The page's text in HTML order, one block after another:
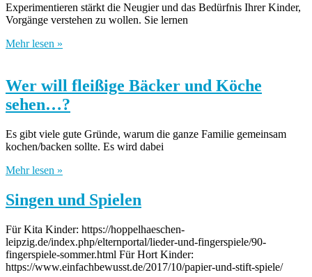
Experimentieren stärkt die Neugier und das Bedürfnis Ihrer Kinder,
Vorgänge verstehen zu wollen. Sie lernen
Mehr lesen »
Wer will fleißige Bäcker und Köche
sehen…?
Es gibt viele gute Gründe, warum die ganze Familie gemeinsam
kochen/backen sollte. Es wird dabei
Mehr lesen »
Singen und Spielen
Für Kita Kinder: https://hoppelhaeschen-
leipzig.de/index.php/elternportal/lieder-und-fingerspiele/90-
fingerspiele-sommer.html Für Hort Kinder:
https://www.einfachbewusst.de/2017/10/papier-und-stift-spiele/